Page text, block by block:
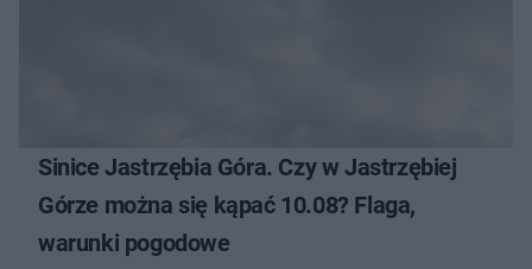
Sinice Jastrzębia Góra. Czy w Jastrzębiej
Górze można się kąpać 10.08? Flaga,
warunki pogodowe